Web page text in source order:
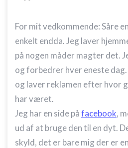
For mit vedkommende: Såre
enkelt endda. Jeg laver
på nogen måder magter det.
og forbedrer hver eneste dag.
og laver reklamen efter hvor
har været.
Jeg har en side påfacebook,
ud af at bruge den til en dyt.
skyld, det er bare mig der er